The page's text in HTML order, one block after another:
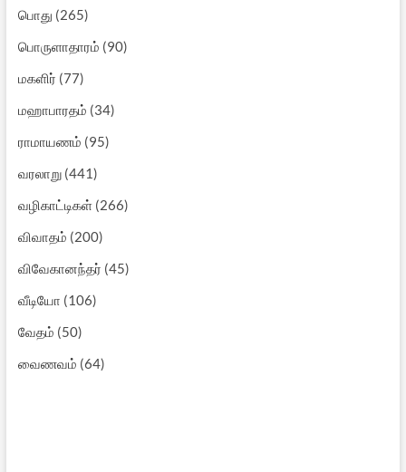
பொது (265)
பொருளாதாரம் (90)
மகளிர் (77)
மஹாபாரதம் (34)
ராமாயணம் (95)
வரலாறு(441)
வழிகாட்டிகள்(266)
விவாதம் (200)
விவேகானந்தர் (45)
வீடியோ (106)
வேதம் (50)
வைணவம் (64)